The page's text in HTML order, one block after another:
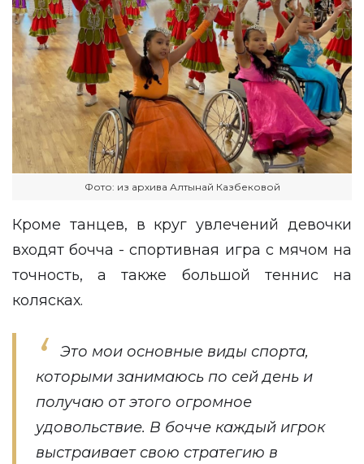
Фото: из архива Алтынай Казбековой
Кроме танцев, в круг увлечений девочки
входят бочча - спортивная игра с мячом на
точность, а также большой теннис на
колясках.
Это мои основные виды спорта,
которыми занимаюсь по сей день и
получаю от этого огромное
удовольствие. В бочче каждый игрок
выстраивает свою стратегию в